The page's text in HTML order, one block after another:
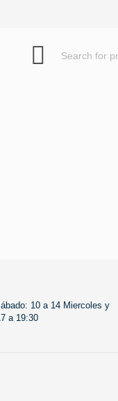
10 a 14 Miercoles y
a 19:30